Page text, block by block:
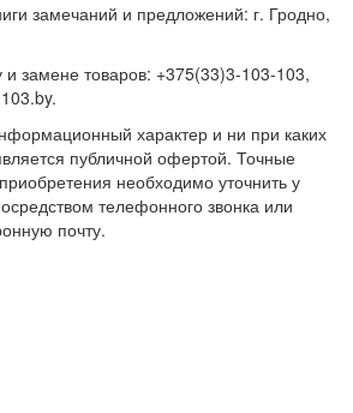
замечаний и предложений: г. Гродно,
и замене товаров: +375(33)3-103-103,
характер и ни при каких
публичной офертой. Точные
необходимо уточнить у
телефонного звонка или
почту.